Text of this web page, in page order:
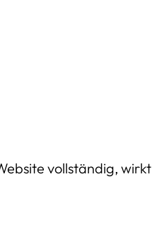
vollständig, wirkt